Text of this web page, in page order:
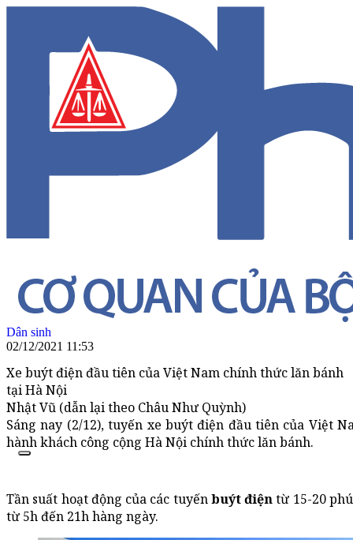
Dân sinh
02/12/2021 11:53
Xe buýt điện đầu tiên của Việt Nam chính thức lăn bánh
tại Hà Nội
Nhật Vũ (dẫn lại theo Châu Như Quỳnh)
Sáng nay (2/12), tuyến xe buýt điện đầu tiên của Việt
hành khách công cộng Hà Nội chính thức lăn bánh.
Tần suất hoạt động của các tuyếnbuýt điệntừ 15-20
từ 5h đến 21h hàng ngày.